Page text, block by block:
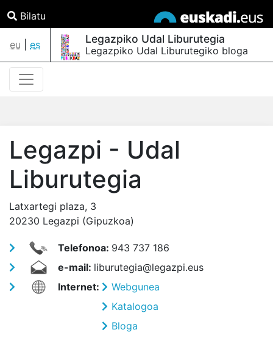
Bilatu
eu es Legazpiko Udal Liburutegia
Legazpiko Udal Liburutegiko bloga
Legazpi - Udal
Liburutegia
Latxartegi plaza, 3
20230 Legazpi (Gipuzkoa)
Telefonoa: 943 737 186
e-mail: liburutegia@legazpi.eus
Internet:
Webgunea
Katalogoa
Bloga